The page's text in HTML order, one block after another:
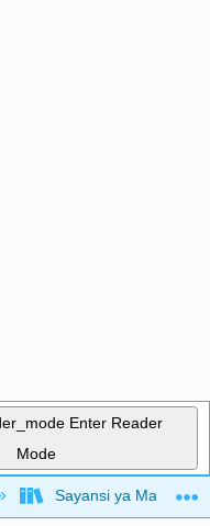
Enter Reader
Mode
hierarchy
Sayansi ya